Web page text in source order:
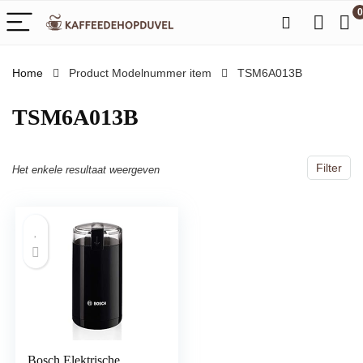
0
Home Product Modelnummer item ‎TSM6A013B
‎TSM6A013B
Filter
Het enkele resultaat weergeven
Bosch Elektrische